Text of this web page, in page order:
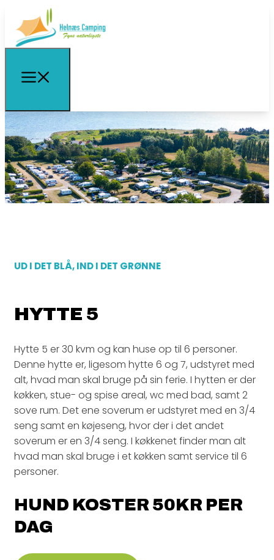
UD I DET BLÅ, IND I DET GRØNNE
HYTTE 5
Hytte 5 er 30 kvm og kan huse op til 6 personer.
Denne hytte er, ligesom hytte 6 og 7, udstyret med
alt, hvad man skal bruge på sin ferie. I hytten er der
køkken, stue- og spise areal, wc med bad, samt 2
sove rum. Det ene soverum er udstyret med en 3/4
seng samt en køjeseng, hvor der i det andet
soverum er en 3/4 seng. I køkkenet finder man alt
hvad man skal bruge i et køkken samt service til 6
personer.
HUND KOSTER 50KR PER
DAG